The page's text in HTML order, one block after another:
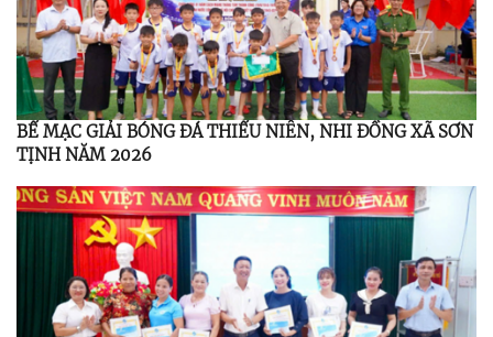
BẾ MẠC GIẢI BÓNG ĐÁ THIẾU NIÊN, NHI ĐỒNG XÃ SƠN
TỊNH NĂM 2026